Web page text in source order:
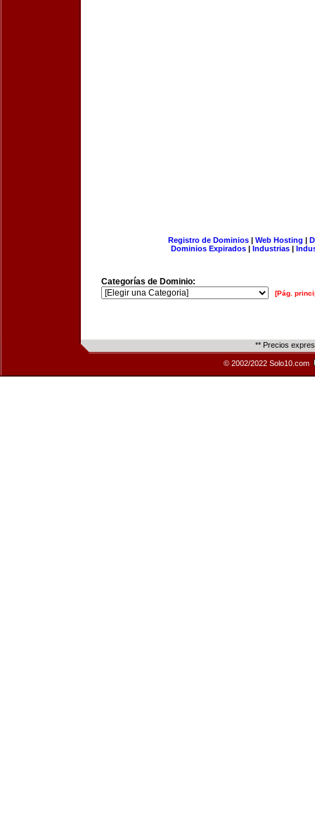
Registro de Dominios| Web Hosting |
Dominios Expirados | Industrias |
Categorías de Dominio:
[Pág.
** Precios
© 2002/2022 Solo10.com